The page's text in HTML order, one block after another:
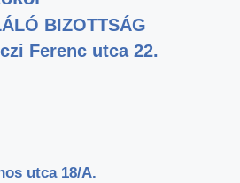
BIZOTTSÁG
Ferenc utca 22.
utca 18/A.